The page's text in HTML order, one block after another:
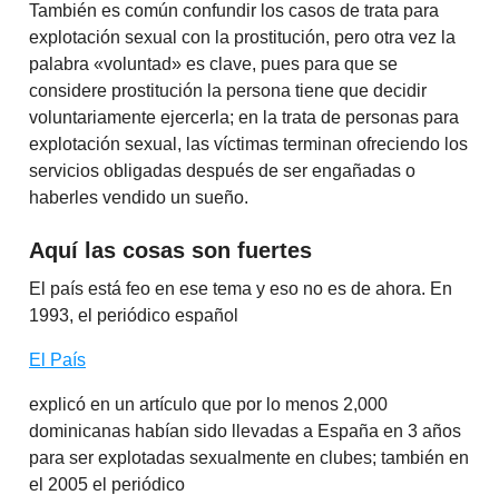
También es común confundir los casos de trata para
explotación sexual con la prostitución, pero otra vez la
palabra «voluntad» es clave, pues para que se
considere prostitución la persona tiene que decidir
voluntariamente ejercerla; en la trata de personas para
explotación sexual, las víctimas terminan ofreciendo los
servicios obligadas después de ser engañadas o
haberles vendido un sueño.
Aquí las cosas son fuertes
El país está feo en ese tema y eso no es de ahora. En
1993, el periódico español
El País
explicó en un artículo que por lo menos 2,000
dominicanas habían sido llevadas a España en 3 años
para ser explotadas sexualmente en clubes; también en
el 2005 el periódico